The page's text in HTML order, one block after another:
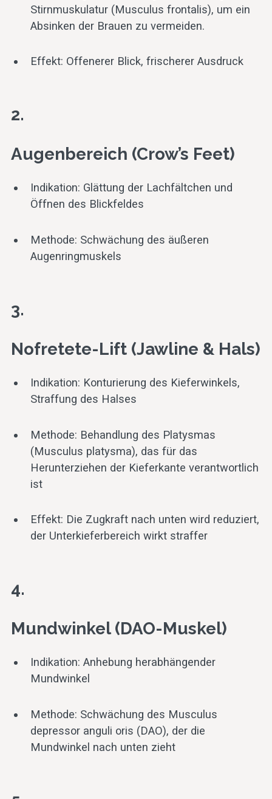
Stirnmuskulatur (Musculus frontalis), um ein
Absinken der Brauen zu vermeiden.
Effekt: Offenerer Blick, frischerer Ausdruck
2.
Augenbereich (Crow’s Feet)
Indikation: Glättung der Lachfältchen und
Öffnen des Blickfeldes
Methode: Schwächung des äußeren
Augenringmuskels
3.
Nofretete-Lift (Jawline & Hals)
Indikation: Konturierung des Kieferwinkels,
Straffung des Halses
Methode: Behandlung des Platysmas
(Musculus platysma), das für das
Herunterziehen der Kieferkante verantwortlich
ist
Effekt: Die Zugkraft nach unten wird reduziert,
der Unterkieferbereich wirkt straffer
4.
Mundwinkel (DAO-Muskel)
Indikation: Anhebung herabhängender
Mundwinkel
Methode: Schwächung des Musculus
depressor anguli oris (DAO), der die
Mundwinkel nach unten zieht